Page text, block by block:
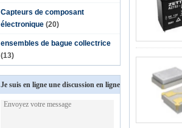
Capteurs de composant
électronique (20)
ensembles de bague collectrice
(13)
Je suis en ligne une discussion en ligne